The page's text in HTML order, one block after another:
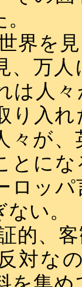
界を
、万
は人
り入
々が
とに
ロッ
い。
的、
対な